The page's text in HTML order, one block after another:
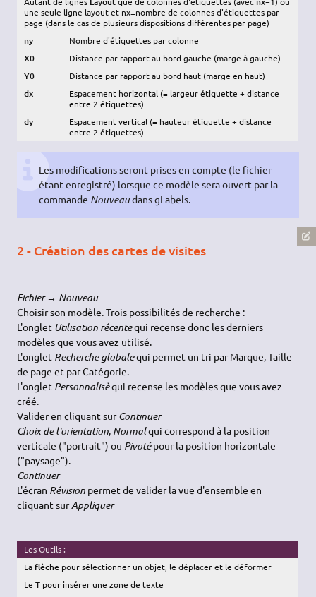
une seule ligne layout et nx=nombre de colonnes d'étiquettes par
page (dans le cas de plusieurs dispositions différentes par page)
ny Nombre d'étiquettes par colonne
X0 Distance par rapport au bord gauche (marge à gauche)
Y0 Distance par rapport au bord haut (marge en haut)
dx
Espacement horizontal (= largeur étiquette + distance
entre 2 étiquettes)
dy
Espacement vertical (= hauteur étiquette + distance
entre 2 étiquettes)
Les modifications seront prises en compte (le fichier
étant enregistré) lorsque ce modèle sera ouvert par la
commande Nouveaudans gLabels.
2 - Création des cartes de visites
Fichier → Nouveau
Choisir son modèle. Trois possibilités de recherche :
L'onglet Utilisation récentequi recense donc les derniers
modèles que vous avez utilisé.
L'onglet Recherche globalequi permet un tri par Marque, Taille
de page et par Catégorie.
L'onglet Personnalisèqui recense les modèles que vous avez
créé.
Valider en cliquant surContinuer
Choix de l'orientation, Normalqui correspond à la position
verticale ("portrait") ou Pivotépour la position horizontale
("paysage").
Continuer
L'écran Révision permet de valider la vue d'ensemble en
cliquant surAppliquer
Les Outils :
La flèche pour sélectionner un objet, le déplacer et le déformer
LeT pour insérer une zone de texte